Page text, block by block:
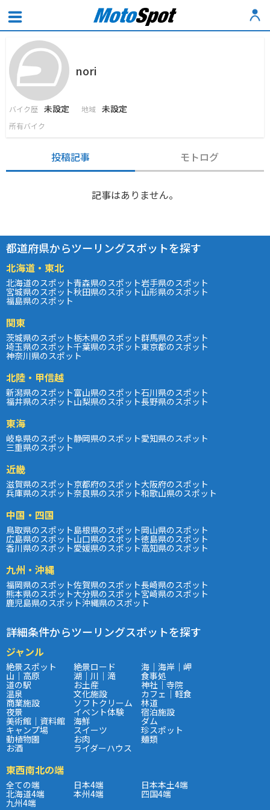
nori
バイク歴 未設定 地域 未設定
所有バイク
投稿記事 モトログ
記事はありません。
都道府県からツーリングスポットを探す
北海道・東北
北海道のスポット青森県のスポット岩手県のスポット
宮城県のスポット秋田県のスポット山形県のスポット
福島県のスポット
関東
茨城県のスポット栃木県のスポット群馬県のスポット
埼玉県のスポット千葉県のスポット東京都のスポット
神奈川県のスポット
北陸・甲信越
新潟県のスポット富山県のスポット石川県のスポット
福井県のスポット山梨県のスポット長野県のスポット
東海
岐阜県のスポット静岡県のスポット愛知県のスポット
三重県のスポット
近畿
滋賀県のスポット京都府のスポット大阪府のスポット
兵庫県のスポット奈良県のスポット和歌山県のスポット
中国・四国
鳥取県のスポット島根県のスポット岡山県のスポット
広島県のスポット山口県のスポット徳島県のスポット
香川県のスポット愛媛県のスポット高知県のスポット
九州・沖縄
福岡県のスポット佐賀県のスポット長崎県のスポット
熊本県のスポット大分県のスポット宮崎県のスポット
鹿児島県のスポット沖縄県のスポット
詳細条件からツーリングスポットを探す
ジャンル
絶景スポット 絶景ロード 海｜海岸｜岬
山｜高原 湖｜川｜滝 食事処
道の駅 お土産 神社｜寺院
温泉 文化施設 カフェ｜軽食
商業施設 ソフトクリーム 林道
夜景 イベント体験 宿泊施設
美術館｜資料館 海鮮 ダム
キャンプ場 スイーツ 珍スポット
動植物園 お肉 麺類
お酒 ライダーハウス
東西南北の端
全ての端 日本4端 日本本土4端
北海道4端 本州4端 四国4端
九州4端